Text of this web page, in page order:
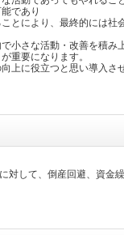
であり
とにより、最終的には社
小さな活動・改善を積み
重要になります。
上に役立つと思い導入さ
対して、倒産回避、資金